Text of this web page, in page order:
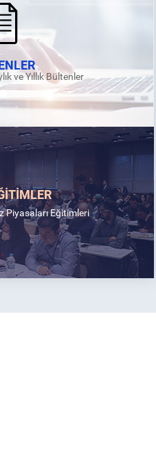
ve Yıllık Bültenler
Piyasaları Eğitimleri